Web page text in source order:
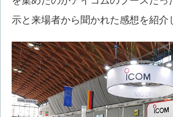
示と来場者から聞かれた感想を紹介